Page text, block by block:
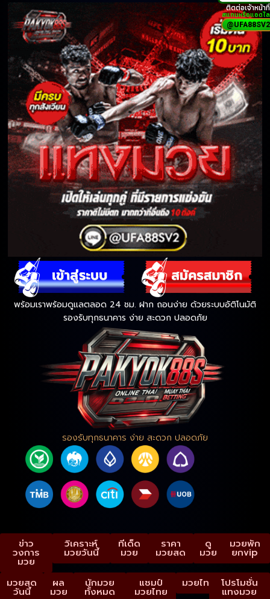
พร้อมเราพร้อมดูแลตลอด 24 ชม. ฝาก ถอนง่าย ด้วยระบบอัติโนมัติ
รองรับทุกธนาคาร ง่าย สะดวก ปลอดภัย
รองรับทุกธนาคาร ง่าย สะดวก ปลอดภัย
ข่าว
วงการ
มวย
วิเคราะห์
มวยวันนี้
ทีเด็ด
มวย
ราคา
มวยสด
ดู
มวย
มวยพัก
ยกvip
มวยสด
วันนี้
ผล
มวย
นักมวย
ทั้งหมด
แชมป์
มวยไทย
มวยไทย โปรโมชั่น
แทงมวย
ติดต่อเจ้าหน้าที่
สแกนหรือแอดไ
@UFA88SV2